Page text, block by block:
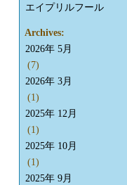
エイプリルフール
Archives:
2026年 5月
(7)
2026年 3月
(1)
2025年 12月
(1)
2025年 10月
(1)
2025年 9月